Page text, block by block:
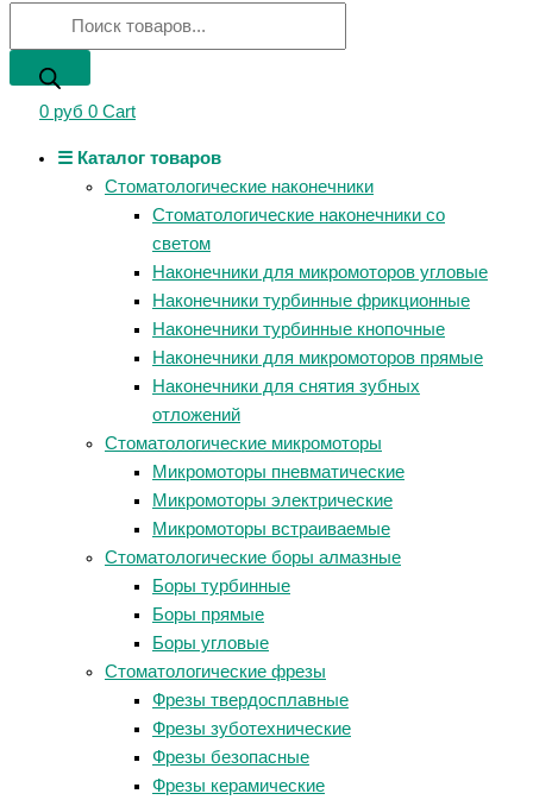
0 руб 0 Cart
☰ Каталог товаров
Стоматологические наконечники
Стоматологические наконечники со
светом
Наконечники для микромоторов угловые
Наконечники турбинные фрикционные
Наконечники турбинные кнопочные
Наконечники для микромоторов прямые
Наконечники для снятия зубных
отложений
Стоматологические микромоторы
Микромоторы пневматические
Микромоторы электрические
Микромоторы встраиваемые
Стоматологические боры алмазные
Боры турбинные
Боры прямые
Боры угловые
Стоматологические фрезы
Фрезы твердосплавные
Фрезы зуботехнические
Фрезы безопасные
Фрезы керамические